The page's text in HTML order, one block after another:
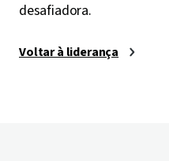
desafiadora.
Voltar à liderança